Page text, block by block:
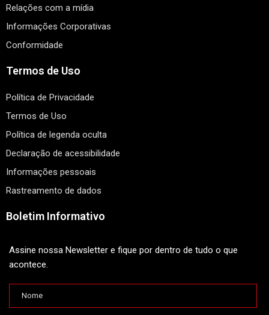
Relações com a mídia
Informações Corporativas
Conformidade
Termos de Uso
Política de Privacidade
Termos de Uso
Política de legenda oculta
Declaração de acessibilidade
Informações pessoais
Rastreamento de dados
Boletim Informativo
Assine nossa Newsletter e fique por dentro de tudo o que
acontece.